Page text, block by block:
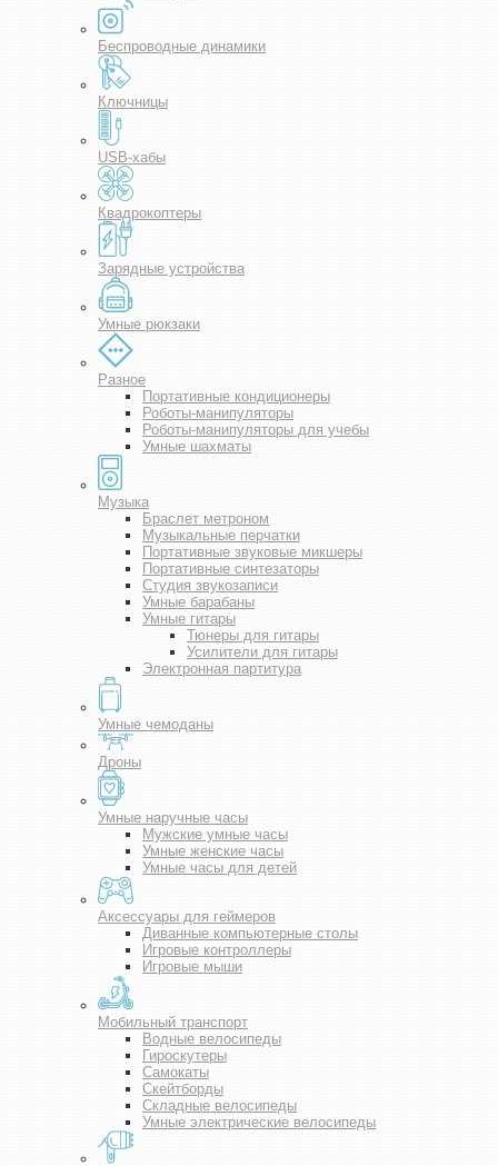
Беспроводные динамики
Ключницы
USB-хабы
Квадрокоптеры
Зарядные устройства
Умные рюкзаки
Разное
Портативные кондиционеры
Роботы-манипуляторы
Роботы-манипуляторы для учебы
Умные шахматы
Музыка
Браслет метроном
Музыкальные перчатки
Портативные звуковые микшеры
Портативные синтезаторы
Студия звукозаписи
Умные барабаны
Умные гитары
Тюнеры для гитары
Усилители для гитары
Электронная партитура
Умные чемоданы
Дроны
Умные наручные часы
Мужские умные часы
Умные женские часы
Умные часы для детей
Аксессуары для геймеров
Диванные компьютерные столы
Игровые контроллеры
Игровые мыши
Мобильный транспорт
Водные велосипеды
Гироскутеры
Самокаты
Скейтборды
Складные велосипеды
Умные электрические велосипеды